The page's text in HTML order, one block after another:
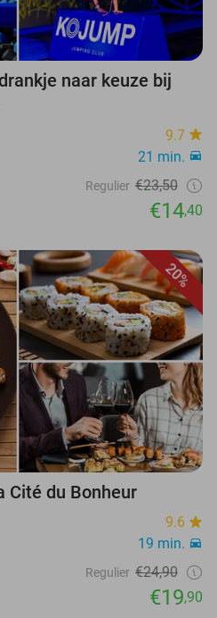
naar keuze bij
9.7
21 min.
Regulier €23,50
€14,40
20%
Cité du Bonheur
9.6
19 min.
Regulier €24,90
€19,90